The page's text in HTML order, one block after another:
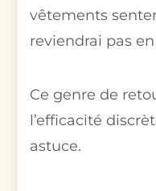
vêtements
reviendrai pas
Ce genre de
l’efficacité
astuce.